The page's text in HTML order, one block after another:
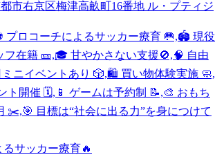
市右京区梅津高畝町16番地 ル・プティジ
プロコーチによるサッカー療育 🥅,🏟️ 現役
フ在籍 🎫,🎓 甘やかさない支援🚫,🧠 自由
ニイベントあり 🎲,🛍️ 買い物体験実施 🧼,
ト開催 🗓️,📱 ゲームは予約制 📝,🎨 おもち
✂️,🎯 目標は“社会に出る力”を身につけて
サッカー療育🔥